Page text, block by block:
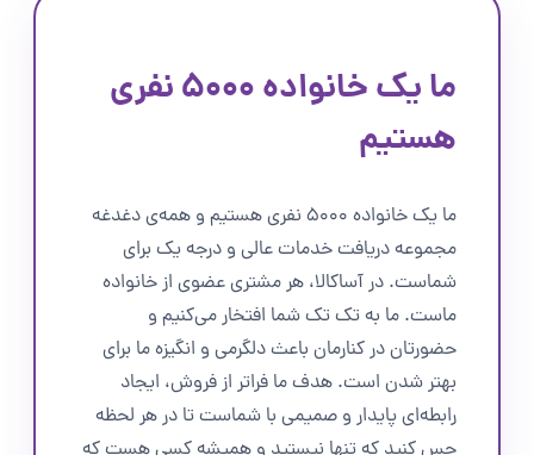
ما یک خانواده ۵۰۰۰ نفری
هستیم
ما یک خانواده ۵۰۰۰ نفری هستیم و همه‌ی دغدغه
مجموعه دریافت خدمات عالی و درجه یک برای
شماست. در آساکالا، هر مشتری عضوی از خانواده
ماست. ما به تک تک شما افتخار می‌کنیم و
حضورتان در کنارمان باعث دلگرمی و انگیزه ما برای
بهتر شدن است. هدف ما فراتر از فروش، ایجاد
رابطه‌ای پایدار و صمیمی با شماست تا در هر لحظه